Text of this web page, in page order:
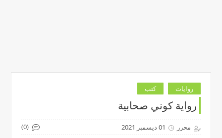
روايات كتب
رواية كوني صحابية
محرر 01 ديسمبر 2021 (0)